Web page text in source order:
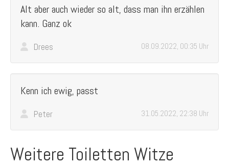
Alt aber auch wieder so alt, dass man ihn erzählen
kann. Ganz ok
Drees 08.09.2022, 00:35 Uhr
Kenn ich ewig, passt
Peter 31.05.2022, 22:38 Uhr
Weitere Toiletten Witze